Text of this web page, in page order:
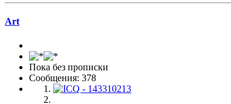
Art
Пока без прописки
Сообщения: 378